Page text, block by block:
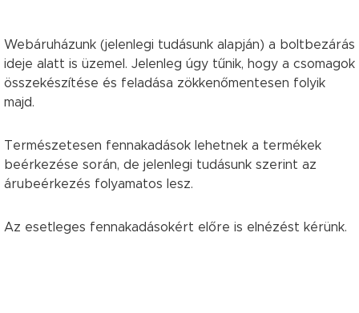
Webáruházunk (jelenlegi tudásunk alapján) a boltbezárás
ideje alatt is üzemel. Jelenleg úgy tűnik, hogy a csomagok
összekészítése és feladása zökkenőmentesen folyik
majd.
Természetesen fennakadások lehetnek a termékek
beérkezése során, de jelenlegi tudásunk szerint az
árubeérkezés folyamatos lesz.
Az esetleges fennakadásokért előre is elnézést kérünk.